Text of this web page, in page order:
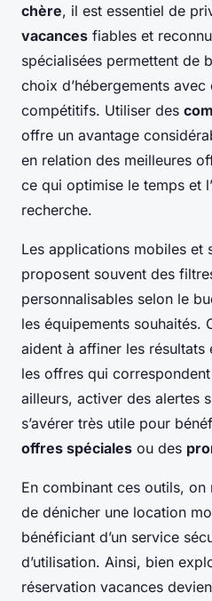
chère, il est essentiel de
vacances fiables et
spécialisées permettent de
choix d’hébergements
compétitifs. Utiliser des
offre un avantage
en relation des meilleures
ce qui optimise le temps et
recherche.
Les applications mobiles et
proposent souvent des
personnalisables selon le
les équipements souhaités.
aident à affiner les résultats
les offres qui
ailleurs, activer des alertes
s’avérer très utile pour
offres spéciales ou des
En combinant ces outils, on
de dénicher une location
bénéficiant d’un service
d’utilisation. Ainsi, bien
réservation vacances